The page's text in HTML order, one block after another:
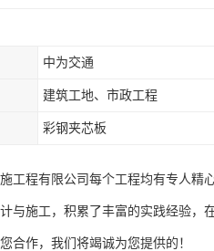
中为交通
建筑工地、市政工程
彩钢夹芯板
工程有限公司每个工程均有专人精
与施工，积累了丰富的实践经验，
合作，我们将竭诚为您提供的！